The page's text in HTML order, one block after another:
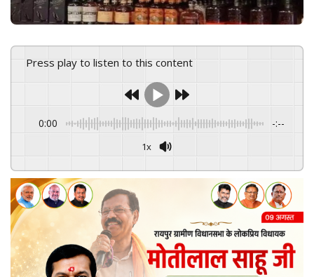
Press play to listen to this content
0:00 -:--
1x